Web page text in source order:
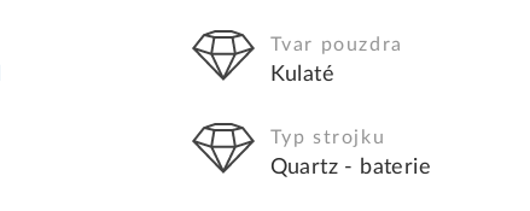
Tvar pouzdra
Kulaté
Typ strojku
Quartz - baterie